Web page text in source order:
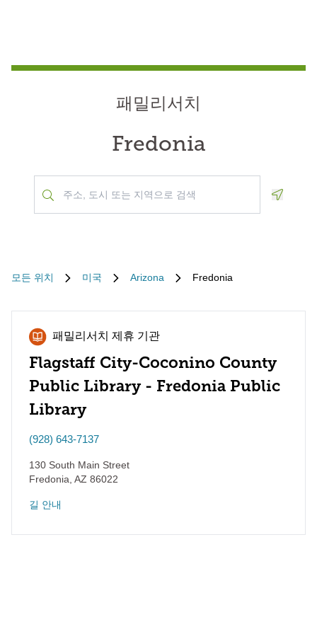
패밀리서치
Fredonia
모든 위치 미국 Arizona Fredonia
패밀리서치 제휴 기관
Flagstaff City-Coconino County
Public Library - Fredonia Public
Library
(928) 643-7137
130 South Main Street
Fredonia AZ 86022
길 안내